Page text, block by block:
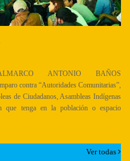
ANTONIO BAÑOS
contra “Autoridades Comunitarias”,
de Ciudadanos, Asambleas Indígenas
que tenga en la población o espacio
Ver todas